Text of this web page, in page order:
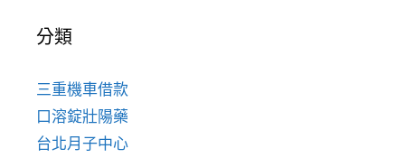
分類
三重機車借款
口溶錠壯陽藥
台北月子中心